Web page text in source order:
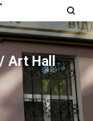
Art Hall